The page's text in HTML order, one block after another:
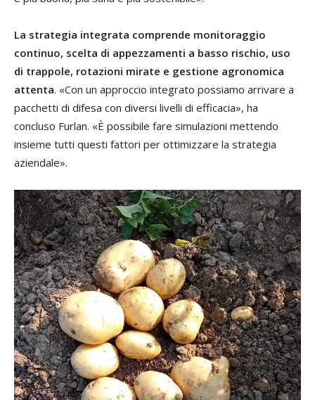
La strategia integrata comprende monitoraggio
continuo, scelta di appezzamenti a basso rischio, uso
di trappole, rotazioni mirate e gestione agronomica
attenta. «Con un approccio integrato possiamo arrivare a
pacchetti di difesa con diversi livelli di efficacia», ha
concluso Furlan. «È possibile fare simulazioni mettendo
insieme tutti questi fattori per ottimizzare la strategia
aziendale».